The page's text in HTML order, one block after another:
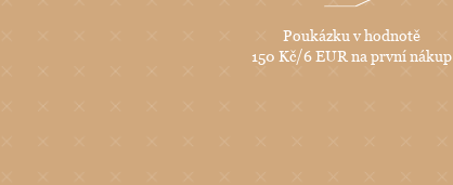
Poukázku v hodnotě
150 Kč/6 EUR na první nákup